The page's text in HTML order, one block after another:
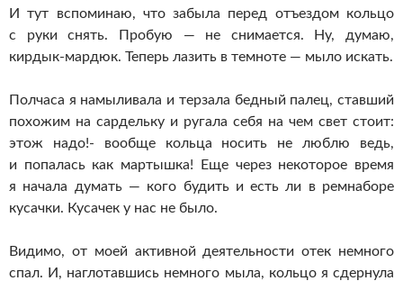
И тут вспоминаю, что забыла перед отъездом кольцо
с руки снять. Пробую — не снимается. Ну, думаю,
кирдык-мардюк. Теперь лазить в темноте — мыло искать.
Полчаса я намыливала и терзала бедный палец, ставший
похожим на сардельку и ругала себя на чем свет стоит:
этож надо!- вообще кольца носить не люблю ведь,
и попалась как мартышка! Еще через некоторое время
я начала думать — кого будить и есть ли в ремнаборе
кусачки. Кусачек у нас не было.
Видимо, от моей активной деятельности отек немного
спал. И, наглотавшись немного мыла, кольцо я сдернула